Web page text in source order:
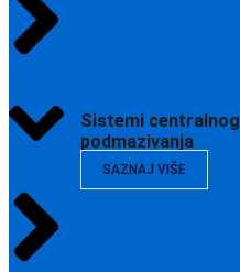
Sistemi centralnog
podmazivanja
SAZNAJ VIŠE